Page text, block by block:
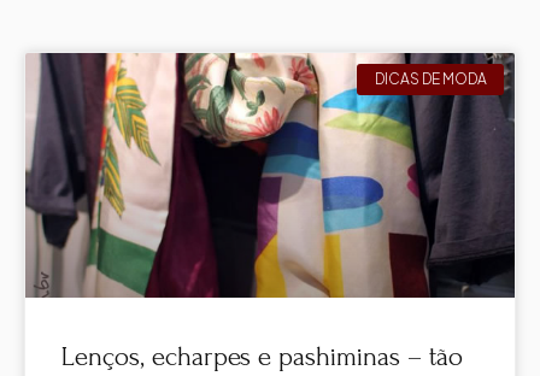
DICAS DE MODA
Lenços, echarpes e pashiminas – tão